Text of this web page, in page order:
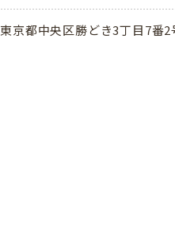
京都中央区勝どき3丁目7番2